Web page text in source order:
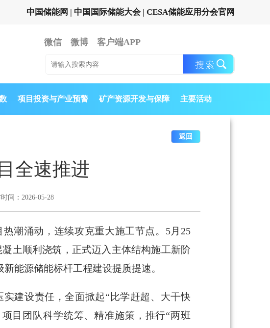
中国储能网 | 中国国际储能大会 | CESA储能应用分会官网
微信 微博 客户端APP
项目投资与产业预警 矿产资源开发与保障 主要活动
返回
全速推进
间：2026-05-28
潮涌动，连续攻克重大施工节点。5月25
土顺利浇筑，正式迈入主体结构施工新阶
能源储能标杆工程建设提质提速。
建设责任，全面掀起“比学赶超、大干快
目团队科学统筹、精准施策，推行“两班